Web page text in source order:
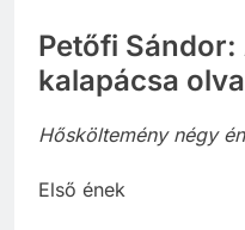
Petőfi Sándor:
kalapácsa
Hősköltemény négy
Első ének